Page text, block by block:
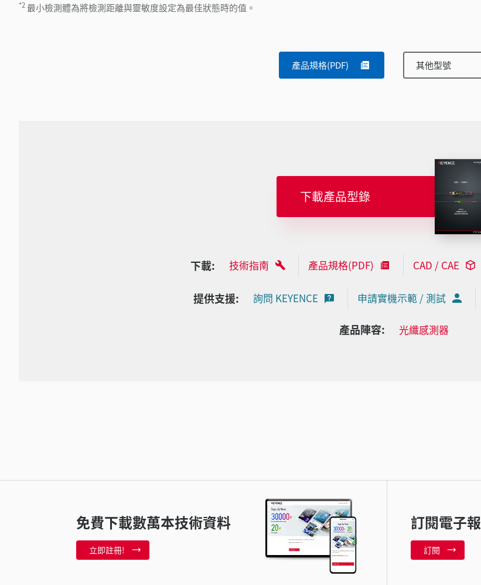
*2 最小檢測體為將檢測距離與靈敏度設定為最佳狀態時的值。
產品規格(PDF) 其他型號
下載產品型錄
下載: 技術指南 產品規格(PDF) CAD / CAE
提供支援: 詢問 KEYENCE 申請實機示範 / 測試
產品陣容: 光纖感測器
免費下載數萬本技術資料
立即註冊!
訂閱電子報
訂閱